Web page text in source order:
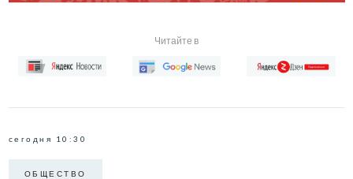
Читайте в
сегодня 10:30
ОБЩЕСТВО